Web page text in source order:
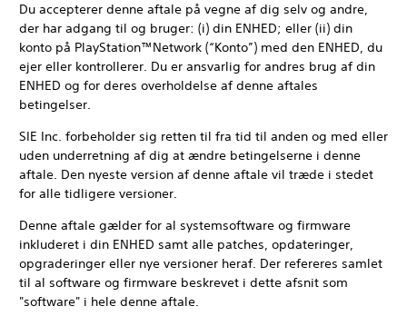
Du accepterer denne aftale på vegne af dig selv og andre,
der har adgang til og bruger: (i) din ENHED; eller (ii) din
konto på PlayStation™Network (“Konto”) med den ENHED, du
ejer eller kontrollerer. Du er ansvarlig for andres brug af din
ENHED og for deres overholdelse af denne aftales
betingelser.
SIE Inc. forbeholder sig retten til fra tid til anden og med eller
uden underretning af dig at ændre betingelserne i denne
aftale. Den nyeste version af denne aftale vil træde i stedet
for alle tidligere versioner.
Denne aftale gælder for al systemsoftware og firmware
inkluderet i din ENHED samt alle patches, opdateringer,
opgraderinger eller nye versioner heraf. Der refereres samlet
til al software og firmware beskrevet i dette afsnit som
"software" i hele denne aftale.